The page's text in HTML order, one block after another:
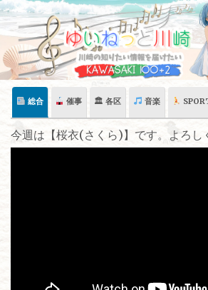
Skip
content
総合 催事 🏛 各区 音楽
今週は【桜衣(さくら)】です。よろし